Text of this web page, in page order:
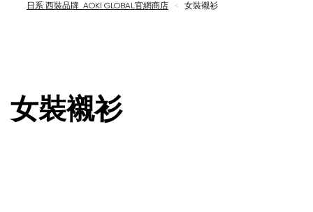
日系 西裝品牌 AOKI GLOBAL官網商店 < 女裝襯衫
女裝襯衫